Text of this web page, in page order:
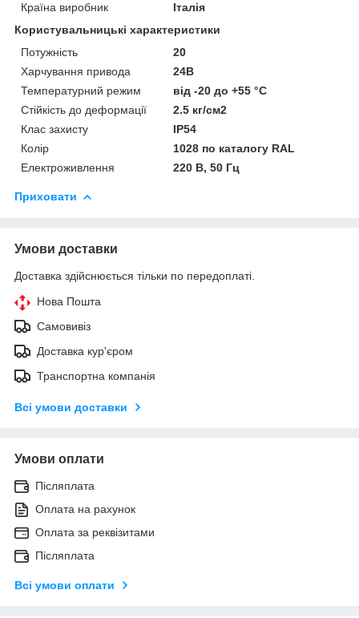
Країна виробник
Італія
Користувальницькі характеристики
Потужність
20
Харчування привода
24В
Температурний режим
від -20 до +55 °C
Стійкість до деформації
2.5 кг/см2
Клас захисту
IP54
Колір
1028 по каталогу RAL
Електроживлення
220 В, 50 Гц
Приховати
Умови доставки
Доставка здійснюється тільки по передоплаті.
Нова Пошта
Самовивіз
Доставка кур'єром
Транспортна компанія
Всі умови доставки
Умови оплати
Післяплата
Оплата на рахунок
Оплата за реквізитами
Післяплата
Всі умови оплати